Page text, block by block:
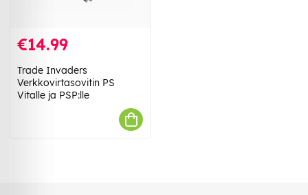
€14.99
Trade Invaders
Verkkovirtasovitin PS
Vitalle ja PSP:lle